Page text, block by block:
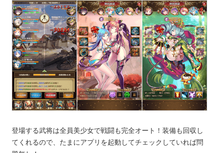
登場する武将は全員美少女で戦闘も完全オート！装備も回収し
てくれるので、たまにアプリを起動してチェックしていれば問